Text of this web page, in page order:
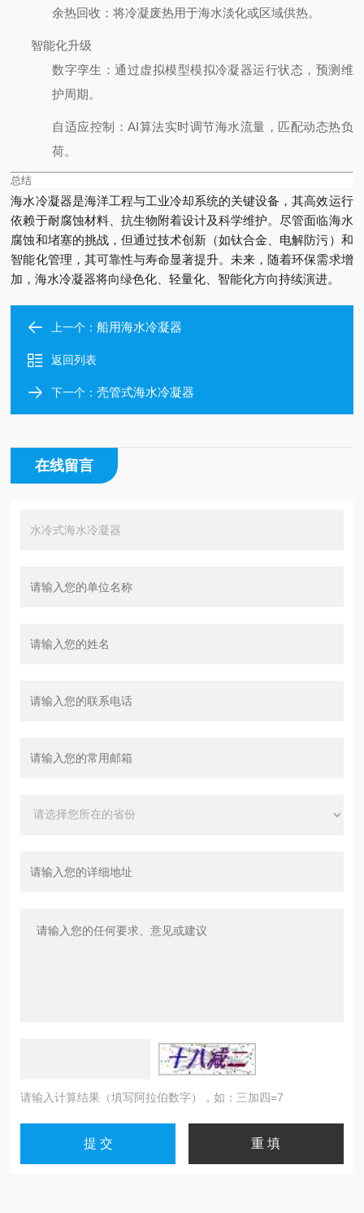
余热回收 ：将冷凝废热用于海水淡化或区域供热。
智能化升级
数字孪生 ：通过虚拟模型模拟冷凝器运行状态，预测维
护周期。
自适应控制
：AI算法实时调节海水流量，匹配动态热负
荷。
总结
海水冷凝器是海洋工程与工业冷却系统的关键设备，其高效运行
依赖于耐腐蚀材料、抗生物附着设计及科学维护。尽管面临海水
腐蚀和堵塞的挑战，但通过技术创新（如钛合金、电解防污）和
智能化管理，其可靠性与寿命显著提升。未来，随着环保需求增
加，海水冷凝器将向绿色化、轻量化、智能化方向持续演进。
上一个：船用海水冷凝器
返回列表
下一个：壳管式海水冷凝器
在线留言
请输入计算结果（填写阿拉伯数字），如：三加四=7